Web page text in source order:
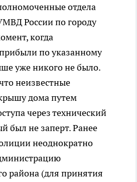
отдела
России по городу
когда
по указанному
уже никого не было.
неизвестные
дома путем
через технический
был не заперт. Ранее
неоднократно
района (для принятия